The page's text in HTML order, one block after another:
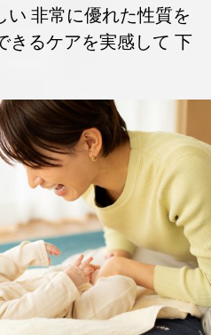
い 非常に優れた性質を
きるケアを実感して 下